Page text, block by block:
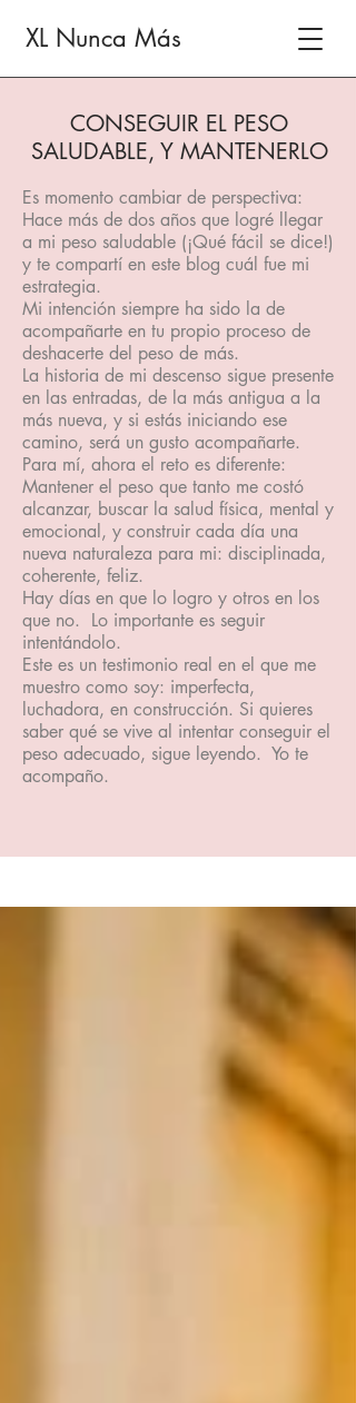
XL Nunca Más
CONSEGUIR EL PESO
SALUDABLE, Y MANTENERLO
Es momento cambiar de perspectiva:
Hace más de dos años que logré llegar
a mi peso saludable (¡Qué fácil se dice!)
y te compartí en este blog cuál fue mi
estrategia.
Mi intención siempre ha sido la de
acompañarte en tu propio proceso de
deshacerte del peso de más.
La historia de mi descenso sigue presente
en las entradas, de la más antigua a la
más nueva, y si estás iniciando ese
camino, será un gusto acompañarte.
Para mí, ahora el reto es diferente:
Mantener el peso que tanto me costó
alcanzar, buscar la salud física, mental y
emocional, y construir cada día una
nueva naturaleza para mi: disciplinada,
coherente, feliz.
Hay días en que lo logro y otros en los
que no. Lo importante es seguir
intentándolo.
Este es un testimonio real en el que me
muestro como soy: imperfecta,
luchadora, en construcción. Si quieres
saber qué se vive al intentar conseguir el
peso adecuado, sigue leyendo. Yo te
acompaño.